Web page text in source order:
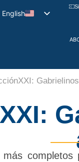
English